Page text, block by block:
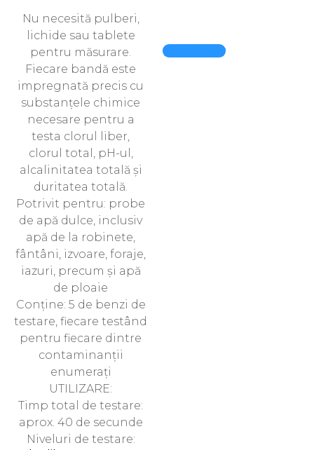
Nu necesită pulberi,
lichide sau tablete
pentru măsurare.
Fiecare bandă este
impregnată precis cu
substanțele chimice
necesare pentru a
testa clorul liber,
clorul total, pH-ul,
alcalinitatea totală și
duritatea totală.
Potrivit pentru: probe
de apă dulce, inclusiv
apă de la robinete,
fântâni, izvoare, foraje,
iazuri, precum și apă
de ploaie
Conține: 5 de benzi de
testare, fiecare testând
pentru fiecare dintre
contaminanții
enumerați
UTILIZARE:
Timp total de testare:
aprox. 40 de secunde
Niveluri de testare:
Quick View